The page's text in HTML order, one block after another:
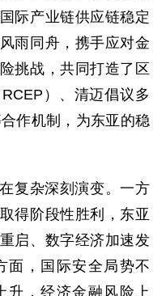
际产业链供应链稳定
雨同舟，携手应对金
挑战，共同打造了区
）、清迈倡议多
作机制，为东亚的稳
复杂深刻演变。一方
得阶段性胜利，东亚
启、数字经济加速发
面，国际安全局势不
升，经济金融风险上